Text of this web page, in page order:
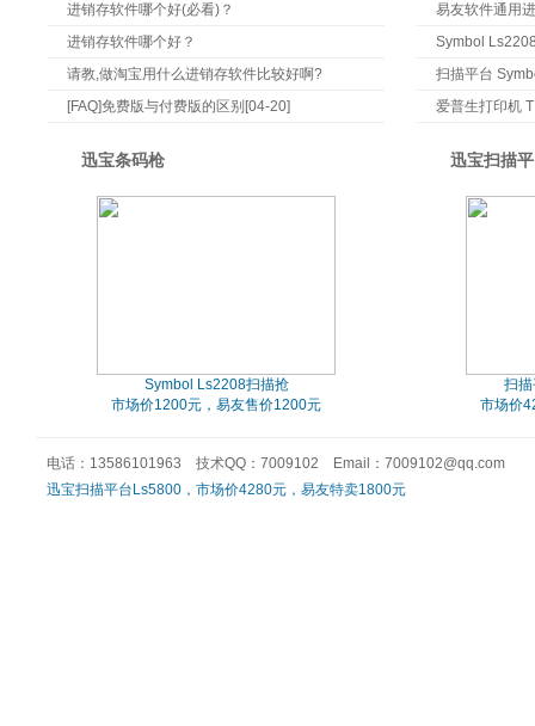
进销存软件哪个好(必看)？
进销存软件哪个好？
请教,做淘宝用什么进销存软件比较好啊?
[FAQ]免费版与付费版的区别[04-20]
易友软件通用
Symbol
扫描平台
爱普生打印机
迅宝条码枪
Symbol Ls2208扫描抢
市场价1200元，易友售价1200元
迅宝扫描
扫
市场价
电话：13586101963 技术QQ：7009102 Email：7009102@qq.com
迅宝扫描平台Ls5800，市场价4280元，易友特卖1800元